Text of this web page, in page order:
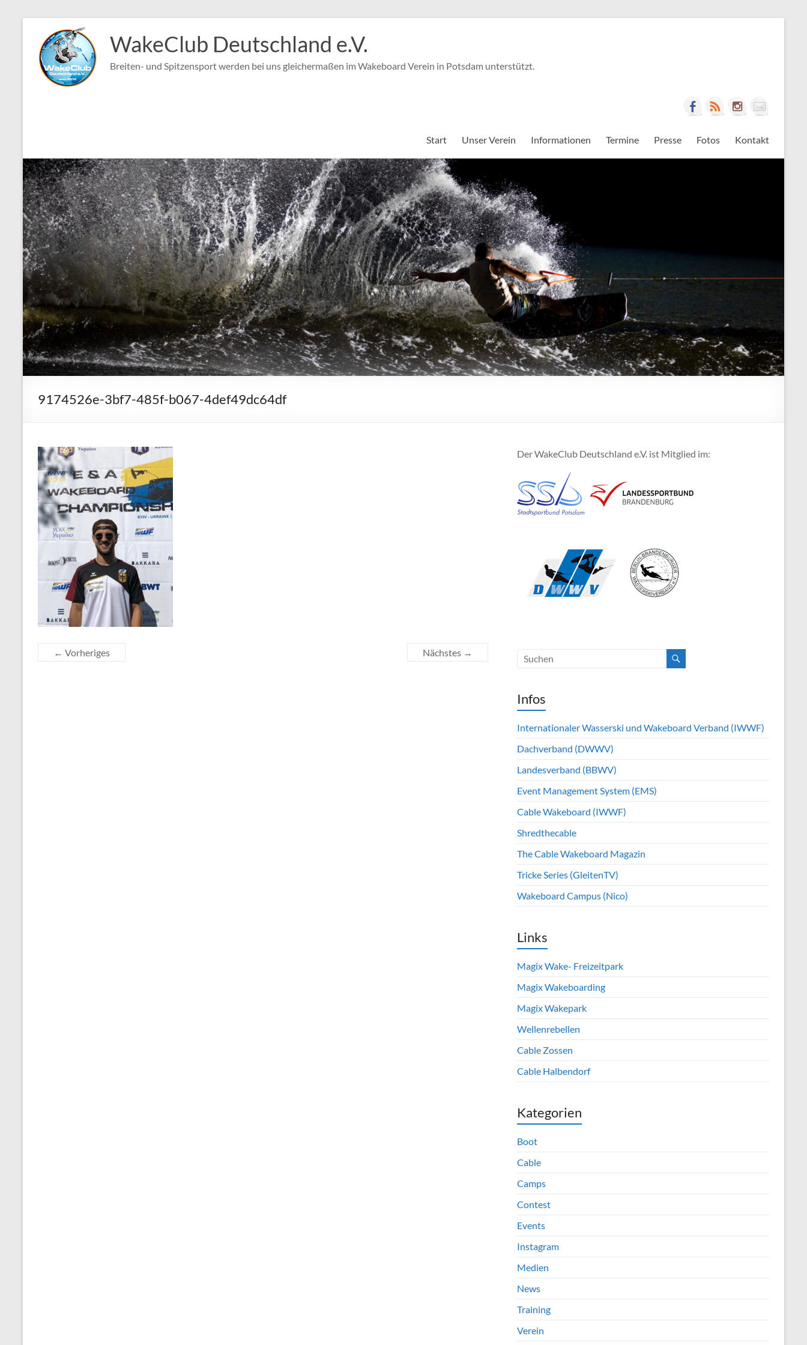
springen
WakeClub Deutschland e.V.
Breiten- und Spitzensport werden bei uns gleichermaßen im Wakeboard Verein in Potsdam unterstützt.
Start Unser Verein Informationen Termine Presse Fotos Kontakt
9174526e-3bf7-485f-b067-4def49dc64df
← Vorheriges Nächstes →
Der WakeClub Deutschland e.V. ist Mitglied im:
Infos
Internationaler Wasserski und Wakeboard Verband (IWWF)
Dachverband (DWWV)
Landesverband (BBWV)
Event Management System (EMS)
Cable Wakeboard (IWWF)
Shredthecable
The Cable Wakeboard Magazin
Tricke Series (GleitenTV)
Wakeboard Campus (Nico)
Links
Magix Wake- Freizeitpark
Magix Wakeboarding
Magix Wakepark
Wellenrebellen
Cable Zossen
Cable Halbendorf
Kategorien
Boot
Cable
Camps
Contest
Events
Instagram
Medien
News
Training
Verein